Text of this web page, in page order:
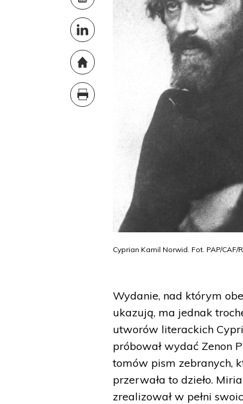
Cyprian Kamil Norwid. Fot. PAP/CAF/
Wydanie, nad którym
ukazują, ma jednak
utworów literackich
próbował wydać Zenon
tomów pism zebranych,
przerwała to dzieło.
zrealizował w pełni